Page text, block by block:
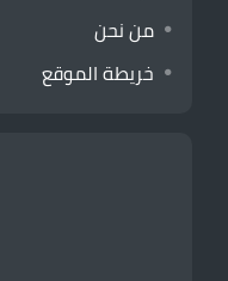
من نحن
خريطة الموقع